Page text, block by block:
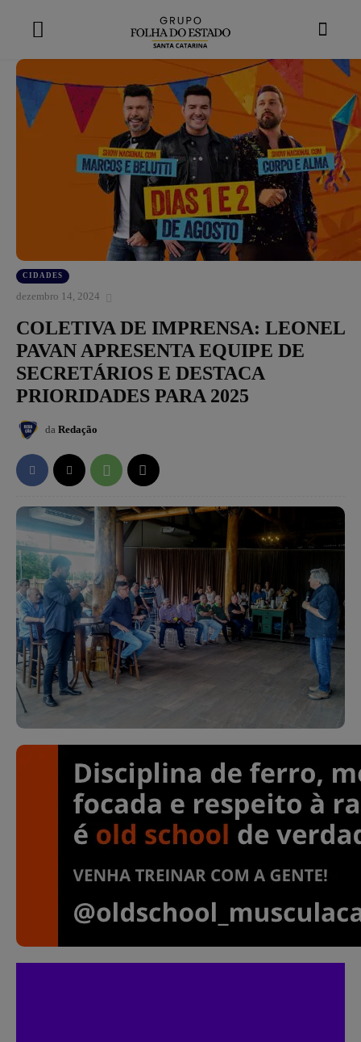
CIDADES
dezembro 14, 2024
COLETIVA DE IMPRENSA: LEONEL
PAVAN APRESENTA EQUIPE DE
SECRETÁRIOS E DESTACA
PRIORIDADES PARA 2025
da Redação